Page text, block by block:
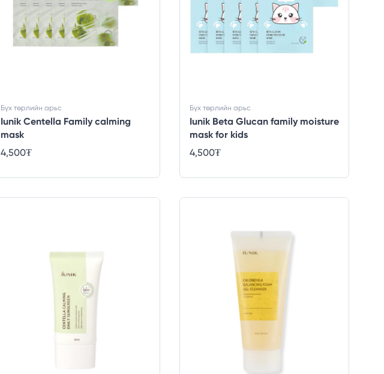
Iunik Centella Family calming
mask
Бүх төрлийн арьс
4,500₮
Iunik Beta Glucan family moisture
mask for kids
Бүх төрлийн арьс
4,500₮